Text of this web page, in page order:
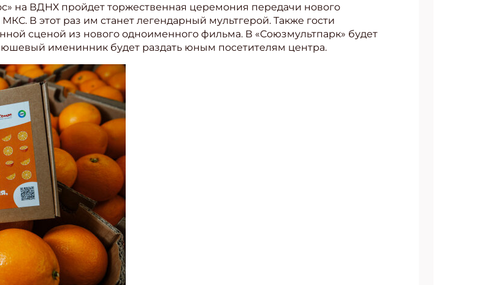
на ВДНХ пройдет торжественная церемония передачи нового
В этот раз им станет легендарный мультгерой. Также гости
сценой из нового одноименного фильма. В «Союзмультпарк» будет
именинник будет раздать юным посетителям центра.